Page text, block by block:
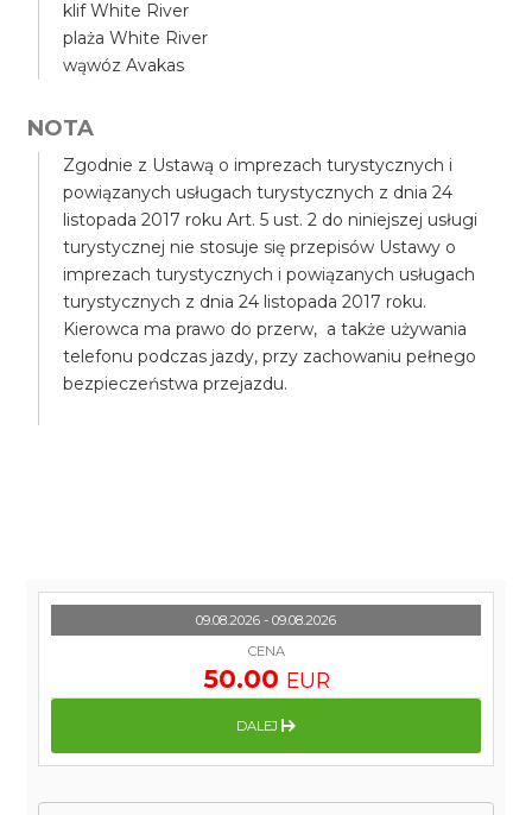
klif White River
plaża White River
wąwóz Avakas
NOTA
Zgodnie z Ustawą o imprezach turystycznych i
powiązanych usługach turystycznych z dnia 24
listopada 2017 roku Art. 5 ust. 2 do niniejszej usługi
turystycznej nie stosuje się przepisów Ustawy o
imprezach turystycznych i powiązanych usługach
turystycznych z dnia 24 listopada 2017 roku.
Kierowca ma prawo do przerw, a także używania
telefonu podczas jazdy, przy zachowaniu pełnego
bezpieczeństwa przejazdu.
09.08.2026 - 09.08.2026
CENA
50.00 EUR
DALEJ